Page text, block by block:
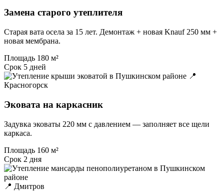
Замена старого утеплителя
Старая вата осела за 15 лет. Демонтаж + новая Knauf 250 мм +
новая мембрана.
Площадь 180 м²
Срок 5 дней
📍
Красногорск
Эковата на каркасник
Задувка эковаты 220 мм с давлением — заполняет все щели
каркаса.
Площадь 160 м²
Срок 2 дня
📍 Дмитров